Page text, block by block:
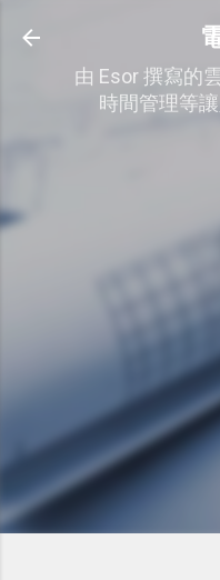
由 Esor 撰寫的
時間管理等